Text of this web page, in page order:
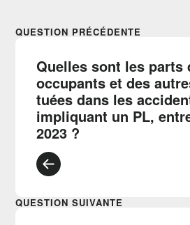
QUESTION PRÉCÉDENTE
Quelles sont les parts
occupants et des
tuées dans les
impliquant un PL,
2023 ?
QUESTION SUIVANTE